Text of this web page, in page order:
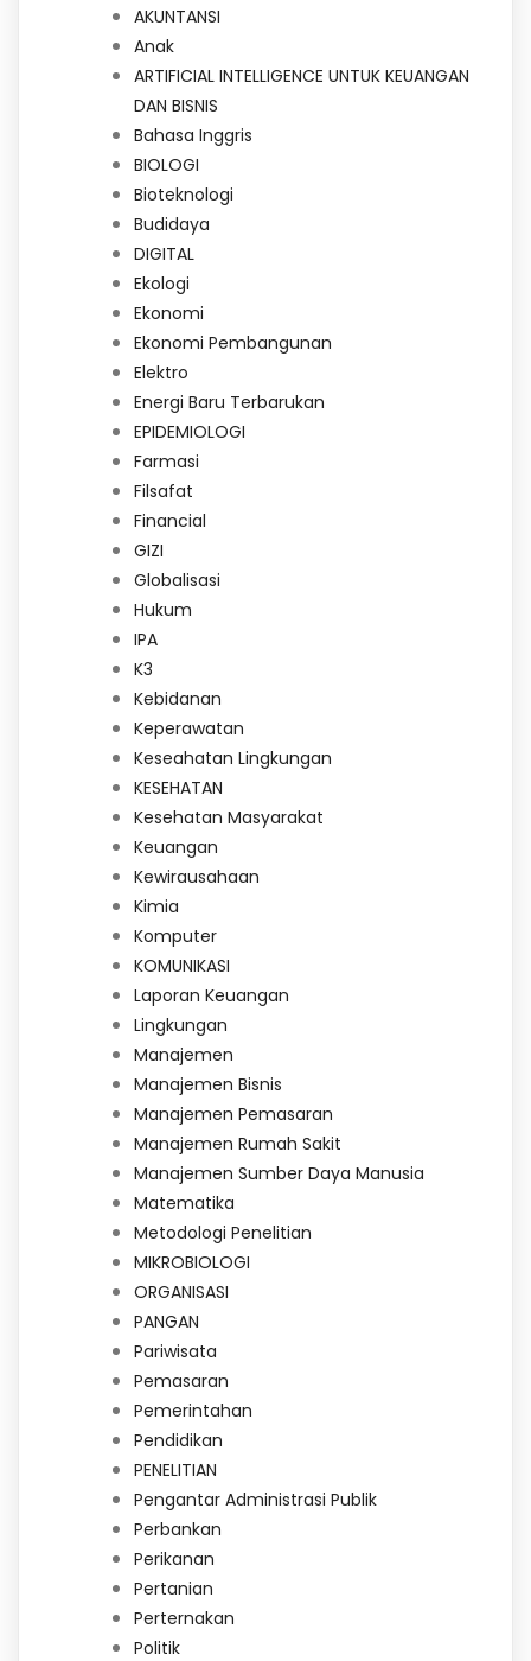
AKUNTANSI
Anak
ARTIFICIAL INTELLIGENCE UNTUK KEUANGAN
DAN BISNIS
Bahasa Inggris
BIOLOGI
Bioteknologi
Budidaya
DIGITAL
Ekologi
Ekonomi
Ekonomi Pembangunan
Elektro
Energi Baru Terbarukan
EPIDEMIOLOGI
Farmasi
Filsafat
Financial
GIZI
Globalisasi
Hukum
IPA
K3
Kebidanan
Keperawatan
Keseahatan Lingkungan
KESEHATAN
Kesehatan Masyarakat
Keuangan
Kewirausahaan
Kimia
Komputer
KOMUNIKASI
Laporan Keuangan
Lingkungan
Manajemen
Manajemen Bisnis
Manajemen Pemasaran
Manajemen Rumah Sakit
Manajemen Sumber Daya Manusia
Matematika
Metodologi Penelitian
MIKROBIOLOGI
ORGANISASI
PANGAN
Pariwisata
Pemasaran
Pemerintahan
Pendidikan
PENELITIAN
Pengantar Administrasi Publik
Perbankan
Perikanan
Pertanian
Perternakan
Politik